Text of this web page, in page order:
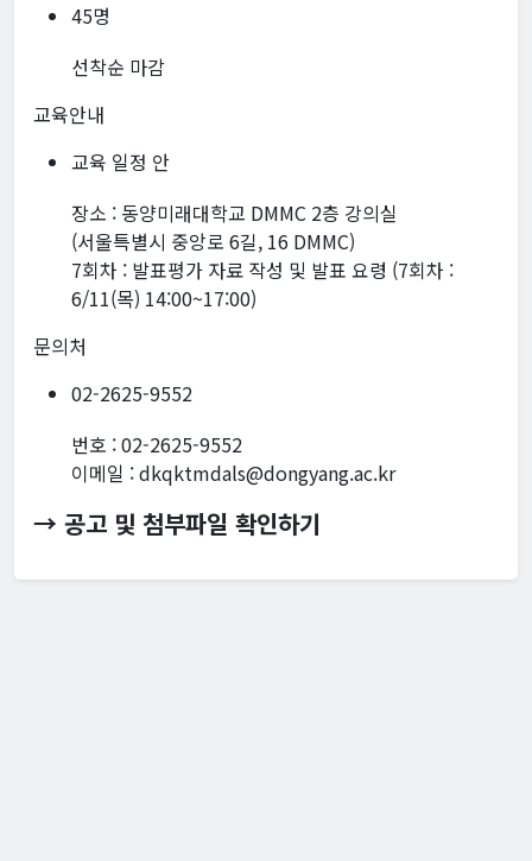
45명
선착순 마감
교육안내
교육 일정 안
장소 : 동양미래대학교 DMMC 2층 강의실
(서울특별시 중앙로 6길, 16 DMMC)
7회차 : 발표평가 자료 작성 및 발표 요령 (7회차 :
6/11(목) 14:00~17:00)
문의처
02-2625-9552
번호 : 02-2625-9552
이메일 : dkqktmdals@dongyang.ac.kr
→ 공고 및 첨부파일 확인하기